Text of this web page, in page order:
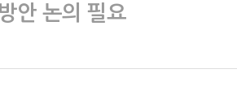
안 논의 필요